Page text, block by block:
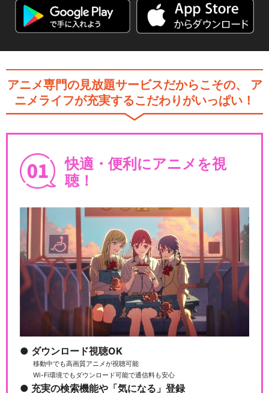
アニメ専門の見放題サービスだからこその、
ア
ニメライフが充実するこだわりがいっぱい！
快適・便利にアニメを視
聴！
ダウンロード視聴OK
移動中でも高画質アニメが視聴可能
Wi-Fi環境でもダウンロード可能で通信料も安心
充実の検索機能や「気になる」登録